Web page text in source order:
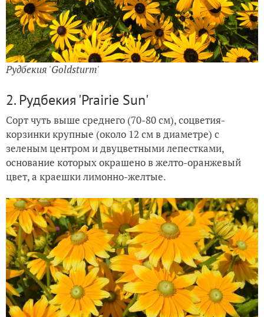
Рудбекия 'Goldsturm'
2. Рудбекия 'Prairie Sun'
Сорт чуть выше среднего (70-80 см), соцветия-
корзинки крупные (около 12 см в диаметре) с
зеленым центром и двуцветными лепестками,
основание которых окрашено в желто-оранжевый
цвет, а краешки лимонно-желтые.